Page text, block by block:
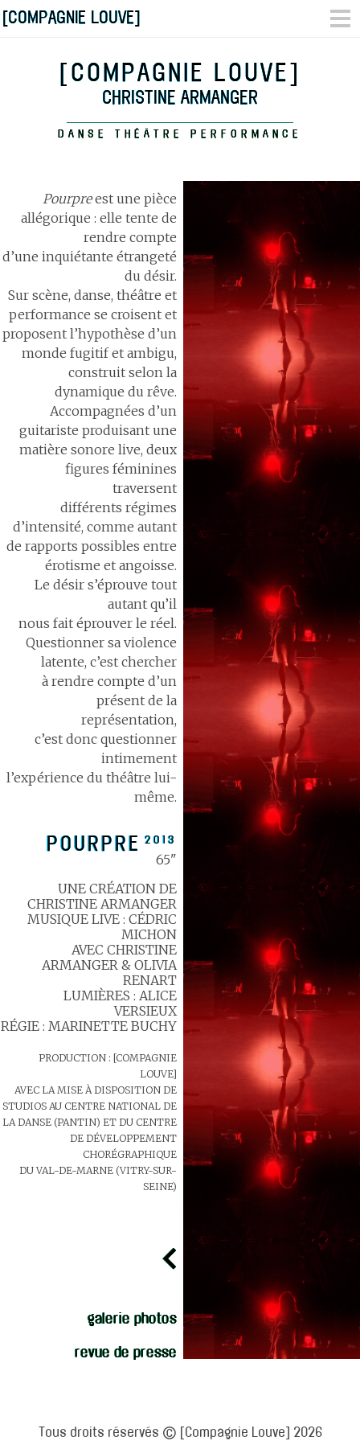
[COMPAGNIE LOUVE]
CHRISTINE ARMANGER
DANSE THÉÂTRE PERFORMANCE
[COMPAGNIE LOUVE]
Pourpreest une pièce
allégorique : elle tente de
rendre compte
d’une inquiétante étrangeté
du désir.
Sur scène, danse, théâtre et
performance se croisent et
proposent l’hypothèse d’un
monde fugitif et ambigu,
construit selon la
dynamique du rêve.
Accompagnées d’un
guitariste produisant une
matière sonore live, deux
figures féminines
traversent
différents régimes
d’intensité, comme autant
de rapports possibles entre
érotisme et angoisse.
Le désir s’éprouve tout
autant qu’il
nous fait éprouver le réel.
Questionner sa violence
latente, c’est chercher
à rendre compte d’un
présent de la
représentation,
c’est donc questionner
intimement
l’expérience du théâtre lui-
même.
POURPRE 2013
65"
UNE CRÉATION DE
CHRISTINE ARMANGER
MUSIQUE LIVE : CÉDRIC
MICHON
AVEC CHRISTINE
ARMANGER & OLIVIA
RENART
LUMIÈRES : ALICE
VERSIEUX
RÉGIE : MARINETTE BUCHY
PRODUCTION : [COMPAGNIE
LOUVE]
AVEC LA MISE À DISPOSITION DE
STUDIOS AU CENTRE NATIONAL DE
LA DANSE (PANTIN) ET DU CENTRE
DE DÉVELOPPEMENT
CHORÉGRAPHIQUE
DU VAL-DE-MARNE (VITRY-SUR-
SEINE)
<
galerie photos
revue de presse
Tous droits réservés © [Compagnie Louve] 2026